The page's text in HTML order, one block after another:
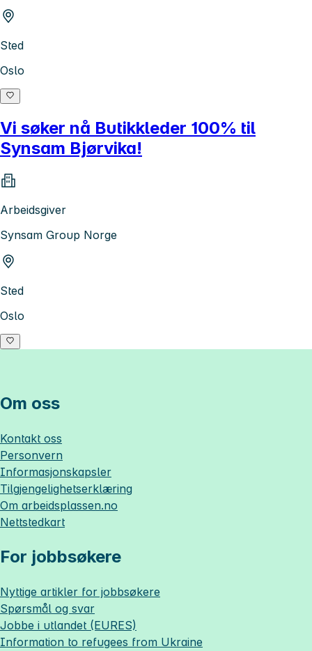
Sted
Oslo
Vi søker nå Butikkleder 100% til
Synsam Bjørvika!
Arbeidsgiver
Synsam Group Norge
Sted
Oslo
Om oss
Kontakt oss
Personvern
Informasjonskapsler
Tilgjengelighetserklæring
Om arbeidsplassen.no
Nettstedkart
For jobbsøkere
Nyttige artikler for jobbsøkere
Spørsmål og svar
Jobbe i utlandet (EURES)
Information to refugees from Ukraine